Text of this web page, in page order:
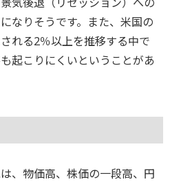
なりそうです。また、米国の
れる2％以上を推移する中で
起こりにくいということがあ
、物価高、株価の一段高、円